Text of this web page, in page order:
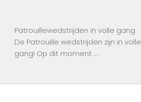
Patrouillewedstrijden in volle gang
De Patrouille wedstrijden zijn in volle
gang! Op dit moment …